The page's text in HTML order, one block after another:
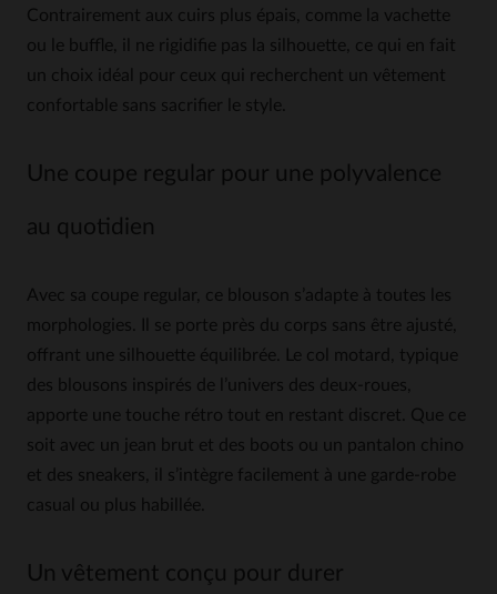
Contrairement aux cuirs plus épais, comme la vachette
ou le buffle, il ne rigidifie pas la silhouette, ce qui en fait
un choix idéal pour ceux qui recherchent un vêtement
confortable sans sacrifier le style.
Une coupe regular pour une polyvalence
au quotidien
Avec sa coupe regular, ce blouson s’adapte à toutes les
morphologies. Il se porte près du corps sans être ajusté,
offrant une silhouette équilibrée. Le col motard, typique
des blousons inspirés de l’univers des deux-roues,
apporte une touche rétro tout en restant discret. Que ce
soit avec un jean brut et des boots ou un pantalon chino
et des sneakers, il s’intègre facilement à une garde-robe
casual ou plus habillée.
Un vêtement conçu pour durer